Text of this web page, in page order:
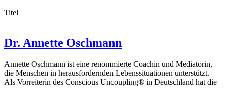
Titel
Dr. Annette Oschmann
Annette Oschmann ist eine renommierte Coachin und Mediatorin,
die Menschen in herausfordernden Lebenssituationen unterstützt.
Als Vorreiterin des Conscious Uncoupling® in Deutschland hat die